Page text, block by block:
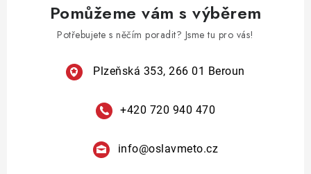
Pomůžeme vám s výběrem
Potřebujete s něčím poradit? Jsme tu pro vás!
Plzeňská 353, 266 01 Beroun
+420 720 940 470
info@oslavmeto.cz